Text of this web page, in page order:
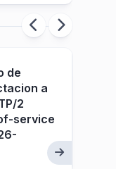
de
a
2
service